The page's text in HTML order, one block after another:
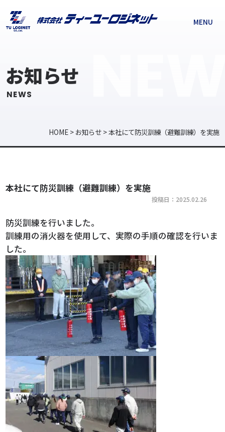
MENU
お知らせ
NEWS
HOME> お知らせ>本社にて防災訓練（避難訓練）を実施
本社にて防災訓練（避難訓練）を実施
投稿日：2025.02.26
防災訓練を行いました。
訓練用の消火器を使用して、実際の手順の確認を行いま
した。